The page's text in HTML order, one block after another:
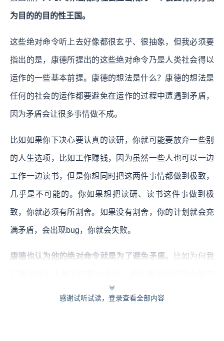
为目的的目的性王国。
这些绝对命令听上去好像都很玄乎、很抽象，但我必须要
指出的是，康德所提出的这些绝对命令乃是人类社会得以
运作的一些基本前提。康德的想法是什么？康德的想法是
任何的社会的运作都要避免在运作的过程中遭遇到矛盾，
因为矛盾会让很多事情做不成。
比如如果你下决心要认真的读研，你就可能要放弃一些别
的人生选项，比如工作赚钱，因为虽然一些人也可以一边
工作一边读书，但是你想同时把这两件事情都做到极致，
几乎是不可能的。你如果想把读研、读书这件事做到极
致，你就必须有所割舍。如果没有割舍，你的计划就会充
满矛盾，会出现bug，你就会失败。
康德也认为他的绝对命令就是为了避免矛盾。 比如为何我
呢？这是因为不这么做的话，你就不得不将一部分人视为
感谢试听试读，登录查看全部内容